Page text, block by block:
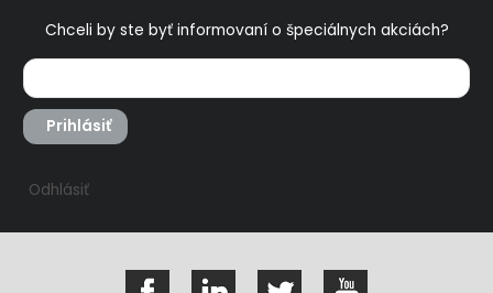
Chceli by ste byť informovaní o špeciálnych akciách?
Prihlásiť
Odhlásiť